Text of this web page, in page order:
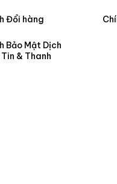
Đổi hàng
Bảo Mật Dịch
& Thanh